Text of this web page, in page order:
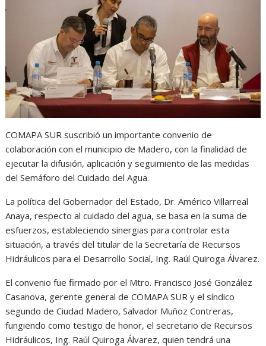
p
p
o
k
n
g
e
r
a
COMAPA SUR suscribió un importante convenio de
colaboración con el municipio de Madero, con la finalidad de
ejecutar la difusión, aplicación y seguimiento de las medidas
del Semáforo del Cuidado del Agua.
La política del Gobernador del Estado, Dr. Américo Villarreal
Anaya, respecto al cuidado del agua, se basa en la suma de
esfuerzos, estableciendo sinergias para controlar esta
situación, a través del titular de la Secretaría de Recursos
Hidráulicos para el Desarrollo Social, Ing. Raúl Quiroga Álvarez.
El convenio fue firmado por el Mtro. Francisco José González
Casanova, gerente general de COMAPA SUR y el síndico
segundo de Ciudad Madero, Salvador Muñoz Contreras,
fungiendo como testigo de honor, el secretario de Recursos
Hidráulicos, Ing. Raúl Quiroga Álvarez, quien tendrá una